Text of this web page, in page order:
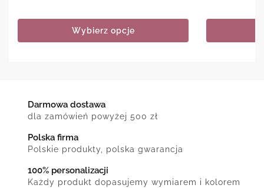
Wybierz opcje
Darmowa dostawa
dla zamówień powyżej 500 zł
Polska firma
Polskie produkty, polska gwarancja
100% personalizacji
Każdy produkt dopasujemy wymiarem i kolorem